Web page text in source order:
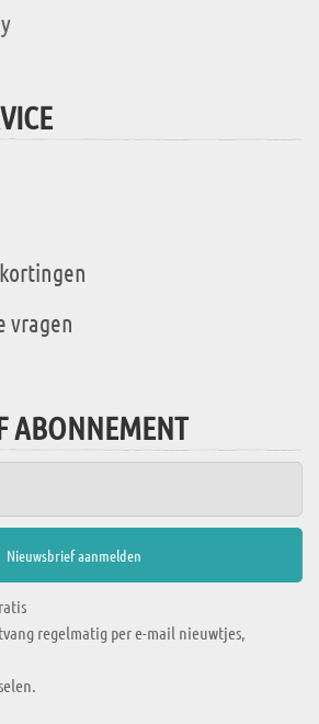
vragen
ABONNEMENT
regelmatig per e-mail nieuwtjes,